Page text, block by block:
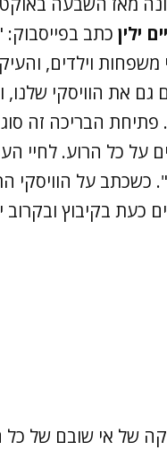
ילין כתב
משפחות וילדים,
גם את הוויסקי שלנו,
פתיחת הבריכה זה
על כל הרוע. לחיי
כשכתב על הוויסקי
כעת בקיבוץ ובקרוב
של אי שובם של כל